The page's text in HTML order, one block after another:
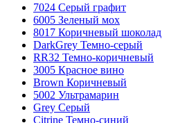
7024 Серый графит
6005 Зеленый мох
8017 Коричневый шоколад
DarkGrey Темно-серый
RR32 Темно-коричневый
3005 Красное вино
Brown Коричневый
5002 Ультрамарин
Grey Серый
Citrine Темно-синий